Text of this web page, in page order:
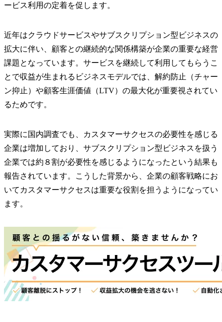
ービス利用の定着を促します。
近年はクラウドサービスやサブスクリプション型ビジネスの
拡大に伴い、顧客との継続的な関係構築が企業の重要な経営
課題となっています。サービスを継続して利用してもらうこ
とで収益が生まれるビジネスモデルでは、解約防止（チャー
ン抑止）や顧客生涯価値（LTV）の最大化が重要視されてい
るためです。
実際に国内調査でも、カスタマーサクセスの必要性を感じる
企業は増加しており、サブスクリプション型ビジネスを扱う
企業では約８割が必要性を感じるようになったという結果も
報告されています。こうした背景から、企業の顧客戦略にお
いてカスタマーサクセスは重要な役割を担うようになってい
ます。